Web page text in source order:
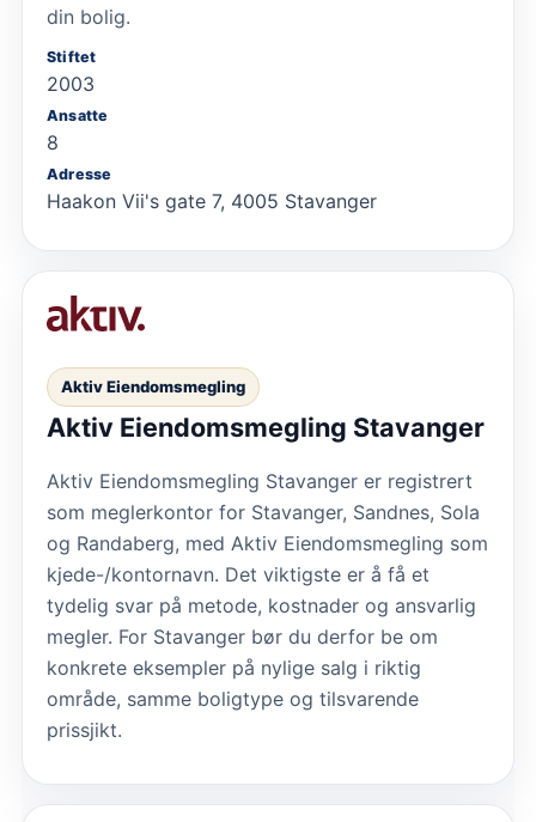
din bolig.
Stiftet
2003
Ansatte
8
Adresse
Haakon Vii's gate 7, 4005 Stavanger
Aktiv Eiendomsmegling
Aktiv Eiendomsmegling Stavanger
Aktiv Eiendomsmegling Stavanger er registrert
som meglerkontor for Stavanger, Sandnes, Sola
og Randaberg, med Aktiv Eiendomsmegling som
kjede-/kontornavn. Det viktigste er å få et
tydelig svar på metode, kostnader og ansvarlig
megler. For Stavanger bør du derfor be om
konkrete eksempler på nylige salg i riktig
område, samme boligtype og tilsvarende
prissjikt.